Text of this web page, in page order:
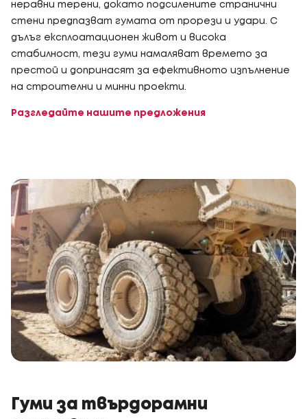
неравни терени, докато подсилените странични
стени предпазват гумата от прорези и удари. С
дълъг експлоатационен живот и висока
стабилност, тези гуми намаляват времето за
престой и допринасят за ефективното изпълнение
на строителни и минни проекти.
Разгледайте нашите предложения
Гуми за твърдорамни